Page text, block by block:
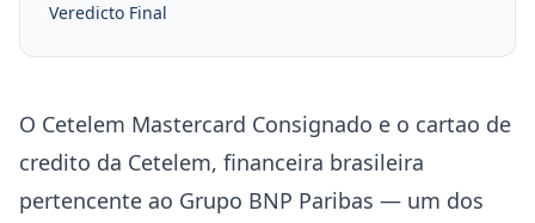
Veredicto Final
O Cetelem Mastercard Consignado e o cartao de
credito da Cetelem, financeira brasileira
pertencente ao Grupo BNP Paribas — um dos